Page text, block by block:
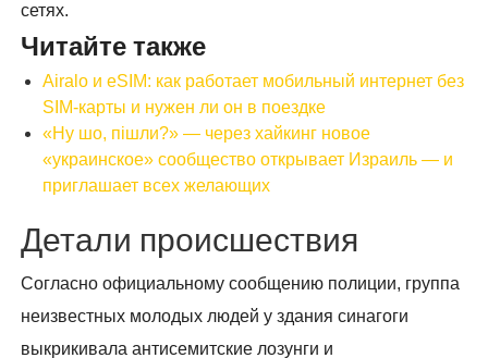
сетях.
Читайте также
Airalo и eSIM: как работает мобильный интернет без
SIM-карты и нужен ли он в поездке
«Ну шо, пішли?» — через хайкинг новое
«украинское» сообщество открывает Израиль — и
приглашает всех желающих
Детали происшествия
Согласно официальному сообщению полиции, группа
неизвестных молодых людей у здания синагоги
выкрикивала антисемитские лозунги и